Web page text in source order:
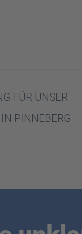
FÜR UNSER
PINNEBERG